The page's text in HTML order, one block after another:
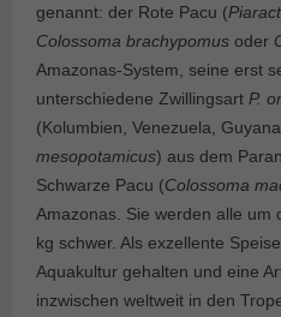
genannt: der Rote Pacu (
Colossoma brachypomus oder
Amazonas-System, seine erst
unterschiedene Zwillingsart P.
(Kolumbien, Venezuela,
mesopotamicus) aus dem
Schwarze Pacu (Colossoma
Amazonas. Sie werden alle um
kg schwer. Als exzellente
Aquakultur gehalten und eine
inzwischen weltweit in den